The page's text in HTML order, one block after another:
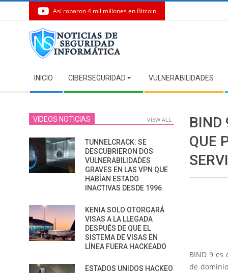
Así robaron 4 mil millones en Bitcoin
Navigation
Menu
INICIO CIBERSEGURIDAD VULNERABILIDADES
BIND
QUE
BIND 9 es
de
VIDEOS NOTICIAS VIEW ALL
TUNNELCRACK: SE
DESCUBRIERON DOS
VULNERABILIDADES
GRAVES EN LAS VPN QUE
HABÍAN ESTADO
INACTIVAS DESDE 1996
KENIA SOLO OTORGARÁ
VISAS A LA LLEGADA
DESPUÉS DE QUE EL
SISTEMA DE VISAS EN
LÍNEA FUERA HACKEADO
ESTADOS UNIDOS HACKEO